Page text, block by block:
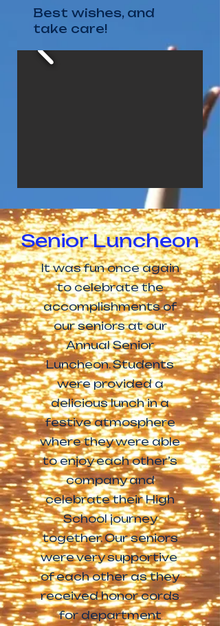
Best wishes, and
take care!
Senior Luncheon
It was fun once again
to celebrate the
accomplishments of
our seniors at our
Annual Senior
Luncheon. Students
were provided a
delicious lunch in a
festive atmosphere
where they were able
to enjoy each other’s
company and
celebrate their High
School journey
together. Our seniors
were very supportive
of each other as they
received honor cords
for department